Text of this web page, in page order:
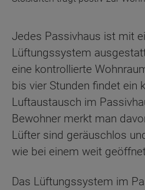
Jedes Passivhaus ist mit
Lüftungssystem
eine kontrollierte
bis vier Stunden findet ein
Luftaustausch im
Bewohner merkt man
Lüfter sind geräuschlos
wie bei einem weit
Das Lüftungssystem im